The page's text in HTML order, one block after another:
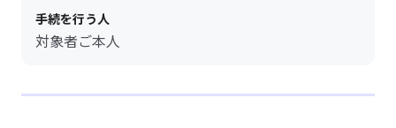
手続を行う人
対象者ご本人